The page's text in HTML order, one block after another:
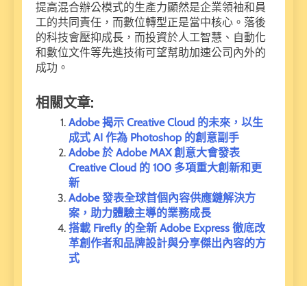
提高混合辦公模式的生產力顯然是企業領袖和員
工的共同責任，而數位轉型正是當中核心。落後
的科技會壓抑成長，而投資於人工智慧、自動化
和數位文件等先進技術可望幫助加速公司內外的
成功。
相關文章:
Adobe 揭示 Creative Cloud 的未來，以生
成式 AI 作為 Photoshop 的創意副手
Adobe 於 Adobe MAX 創意大會發表
Creative Cloud 的 100 多項重大創新和更
新
Adobe 發表全球首個內容供應鏈解決方
案，助力體驗主導的業務成長
搭載 Firefly 的全新 Adobe Express 徹底改
革創作者和品牌設計與分享傑出內容的方
式